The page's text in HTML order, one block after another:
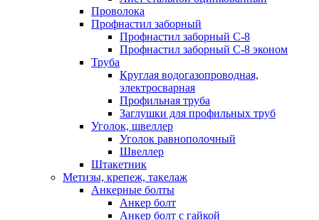
Проволока
Профнастил заборный
Профнастил заборный С-8
Профнастил заборный С-8 эконом
Труба
Круглая водогазопроводная,
электросварная
Профильная труба
Заглушки для профильных труб
Уголок, швеллер
Уголок равнополочный
Швеллер
Штакетник
Метизы, крепеж, такелаж
Анкерные болты
Анкер болт
Анкер болт с гайкой